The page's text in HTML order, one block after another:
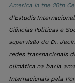
America in the 20th
d'Estudis
Ciências Políticas e
supervisão do Dr.
redes transnacionais
climática na bacia
Internacionais pela